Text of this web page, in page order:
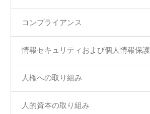
コンプライアンス
情報セキュリティおよび個人情報保護
人権への取り組み
人的資本の取り組み